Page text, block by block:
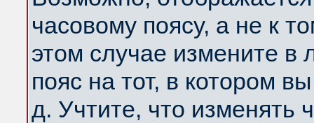
часовому поясу, а не к
этом случае измените в
пояс на тот, в котором
д. Учтите, что изменять